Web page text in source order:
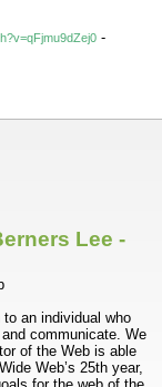
-
Lee -
an individual who
communicate. We
of the Web is able
Web’s 25th year,